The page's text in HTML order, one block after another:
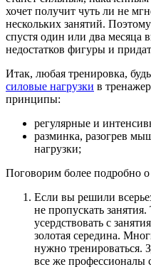
хочет получит чуть ли не
нескольких занятий.
спустя один или два месяца
недостатков фигуры и
Итак, любая тренировка,
силовые нагрузки в
принципы:
регулярные и
разминка, разогрев
нагрузки;
Поговорим более подробно
Если вы решили
не пропускать
усердствовать с
золотая середина.
нужно тренироваться.
все же профессионалы